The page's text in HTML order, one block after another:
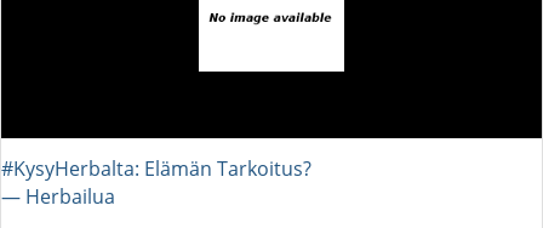
#KysyHerbalta: Elämän Tarkoitus?
― Herbailua